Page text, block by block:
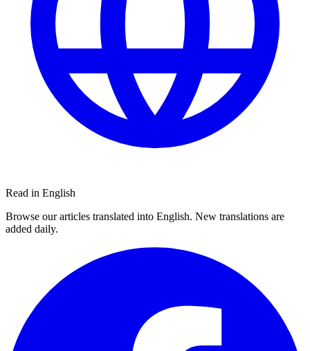
Read in English
Browse our articles translated into English. New translations are
added daily.